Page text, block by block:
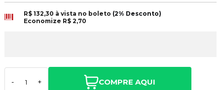
R$ 132,30 à vista no boleto (2% Desconto)
Economize R$ 2,70
- + COMPRE AQUI